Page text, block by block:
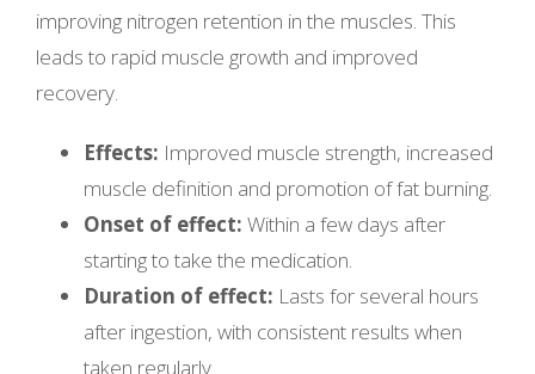
improving nitrogen retention in the muscles. This
leads to rapid muscle growth and improved
recovery.
Effects: Improved muscle strength, increased
muscle definition and promotion of fat burning.
Onset of effect: Within a few days after
starting to take the medication.
Duration of effect: Lasts for several hours
after ingestion, with consistent results when
taken regularly.